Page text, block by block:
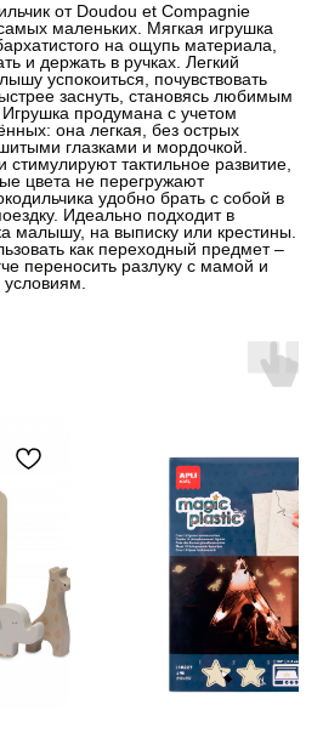
от Doudou et Compagnie
маленьких. Мягкая игрушка
на ощупь материала,
и держать в ручках. Легкий
успокоиться, почувствовать
заснуть, становясь любимым
продумана с учетом
она легкая, без острых
глазками и мордочкой.
стимулируют тактильное развитие,
цвета не перегружают
удобно брать с собой в
Идеально подходит в
малышу, на выписку или крестины.
как переходный предмет –
переносить разлуку с мамой и
условиям.